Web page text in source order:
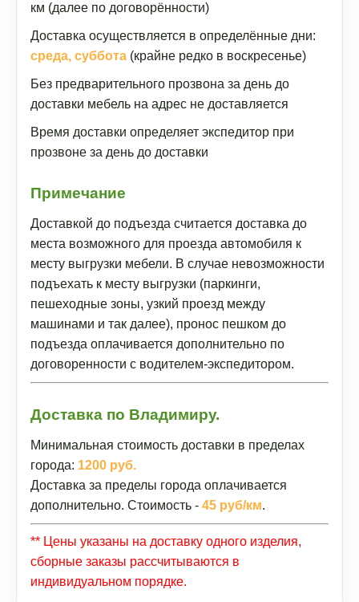
км (далее по договорённости)
Доставка осуществляется в определённые дни:
среда, суббота (крайне редко в воскресенье)
Без предварительного прозвона за день до
доставки мебель на адрес не доставляется
Время доставки определяет экспедитор при
прозвоне за день до доставки
Примечание
Доставкой до подъезда считается доставка до
места возможного для проезда автомобиля к
месту выгрузки мебели. В случае невозможности
подъехать к месту выгрузки (паркинги,
пешеходные зоны, узкий проезд между
машинами и так далее), пронос пешком до
подъезда оплачивается дополнительно по
договоренности с водителем-экспедитором.
Доставка по Владимиру.
Минимальная стоимость доставки в пределах
города: 1200 руб.
Доставка за пределы города оплачивается
дополнительно. Стоимость - 45 руб/км.
** Цены указаны на доставку одного изделия,
сборные заказы рассчитываются в
индивидуальном порядке.